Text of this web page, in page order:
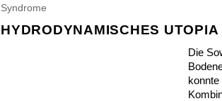
Syndrome
HYDRODYNAMISCHES UTOPIA
Die